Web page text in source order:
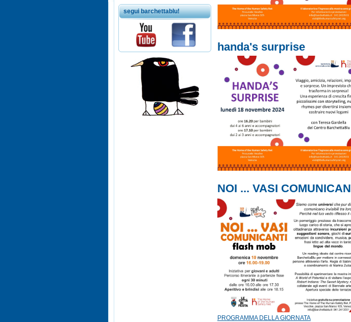
segui barchettablu!
handa's surprise
NOI ... VASI
PROGRAMMA DELLA GIORNATA